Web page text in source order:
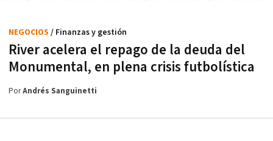
River acelera el repago de la deuda del
Monumental, en plena crisis futbolística
NEGOCIOS / Finanzas y gestión
PorAndrés Sanguinetti